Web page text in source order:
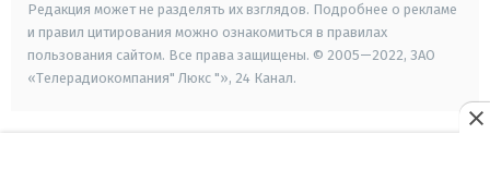
Редакция может не разделять их взглядов. Подробнее о рекламе
и правил цитирования можно ознакомиться в правилах
пользования сайтом. Все права защищены. © 2005—2022, ЗАО
«Телерадиокомпания" Люкс "», 24 Канал.